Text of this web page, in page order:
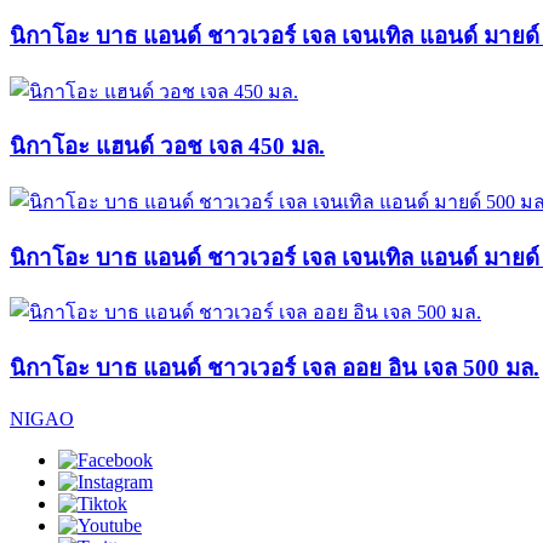
นิกาโอะ บาธ แอนด์ ชาวเวอร์ เจล เจนเทิล แอนด์ มายด์
นิกาโอะ แฮนด์ วอช เจล 450 มล.
นิกาโอะ บาธ แอนด์ ชาวเวอร์ เจล เจนเทิล แอนด์ มายด์
นิกาโอะ บาธ แอนด์ ชาวเวอร์ เจล ออย อิน เจล 500 มล.
NIGAO